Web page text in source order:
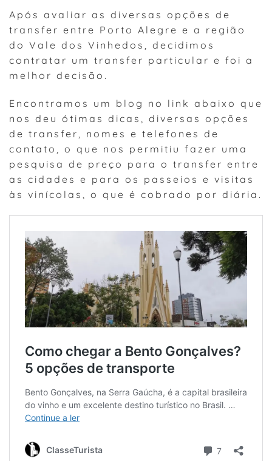
Após avaliar as diversas opções de
transfer entre Porto Alegre e a região
do Vale dos Vinhedos, decidimos
contratar um transfer particular e foi a
melhor decisão.
Encontramos um blog no link abaixo que
nos deu ótimas dicas, diversas opções
de transfer, nomes e telefones de
contato, o que nos permitiu fazer uma
pesquisa de preço para o transfer entre
as cidades e para os passeios e visitas
às vinícolas, o que é cobrado por diária.